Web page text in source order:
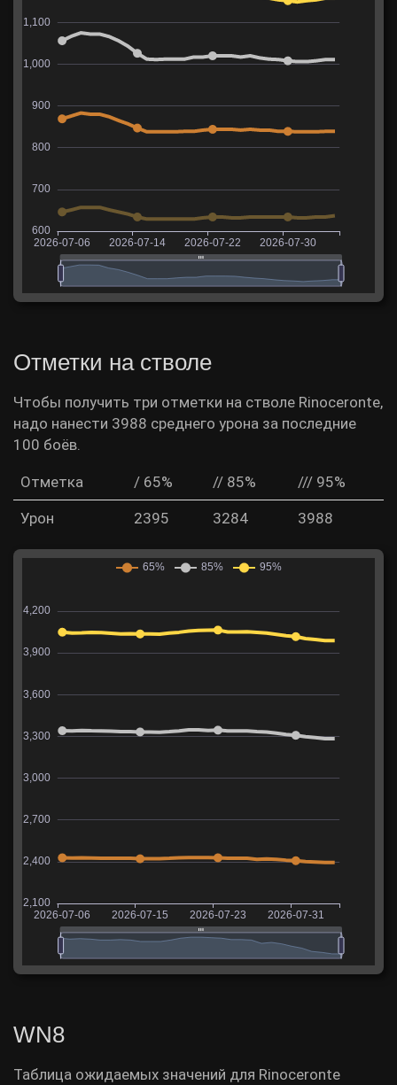
Отметки на стволе
Чтобы получить три отметки на стволе Rinoceronte,
надо нанести 3988 среднего урона за последние
100 боёв.
Отметка / 65% // 85% /// 95%
Урон 2395 3284 3988
WN8
Таблица ожидаемых значений для Rinoceronte